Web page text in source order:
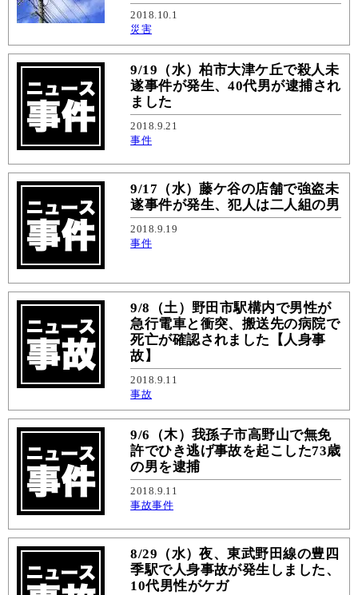
2018.10.1
災害
9/19（水）柏市大津ケ丘で殺人未
遂事件が発生、40代男が逮捕され
ました
2018.9.21
事件
9/17（水）藤ケ谷の店舗で強盗未
遂事件が発生、犯人は二人組の男
2018.9.19
事件
9/8（土）野田市駅構内で男性が
急行電車と衝突、搬送先の病院で
死亡が確認されました【人身事
故】
2018.9.11
事故
9/6（木）我孫子市高野山で無免
許でひき逃げ事故を起こした73歳
の男を逮捕
2018.9.11
事故事件
8/29（水）夜、東武野田線の豊四
季駅で人身事故が発生しました、
10代男性がケガ